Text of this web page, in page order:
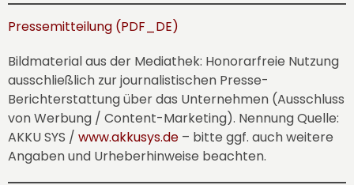
Pressemitteilung (PDF_DE)
Bildmaterial aus der Mediathek: Honorarfreie Nutzung
ausschließlich zur journalistischen Presse-
Berichterstattung über das Unternehmen (Ausschluss
von Werbung / Content-Marketing). Nennung Quelle:
AKKU SYS / www.akkusys.de – bitte ggf. auch weitere
Angaben und Urheberhinweise beachten.